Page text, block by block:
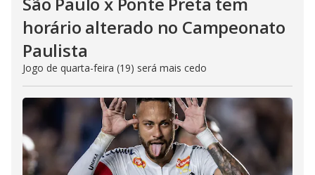
horário alterado no Campeonato
Paulista
Jogo de quarta-feira (19) será mais cedo